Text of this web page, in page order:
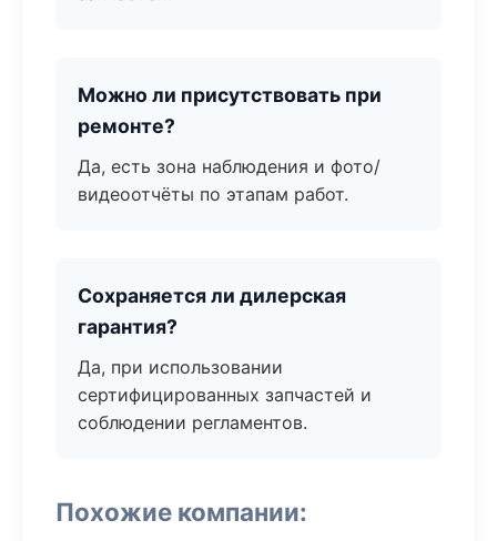
Можно ли присутствовать при
ремонте?
Да, есть зона наблюдения и фото/
видеоотчёты по этапам работ.
Сохраняется ли дилерская
гарантия?
Да, при использовании
сертифицированных запчастей и
соблюдении регламентов.
Похожие компании: